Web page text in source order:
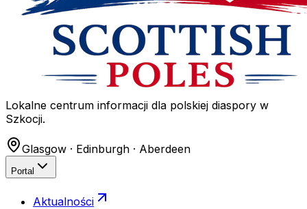
Lokalne centrum informacji dla polskiej diaspory w
Szkocji.
Glasgow · Edinburgh · Aberdeen
Portal
Aktualności